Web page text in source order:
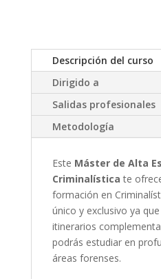
Descripción del curso
Dirigido a
Salidas profesionales
Metodología
Este Máster de Alta
Criminalística te
formación en
único y exclusivo ya
itinerarios
podrás estudiar en
áreas forenses.